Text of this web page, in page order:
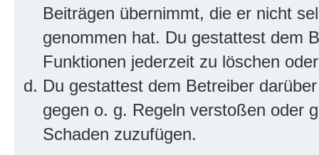
Beiträgen übernimmt, die er nicht
genommen hat. Du gestattest dem
Funktionen jederzeit zu löschen
Du gestattest dem Betreiber
gegen o. g. Regeln verstoßen oder
Schaden zuzufügen.